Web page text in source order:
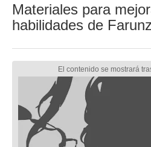
Materiales para
habilidades de